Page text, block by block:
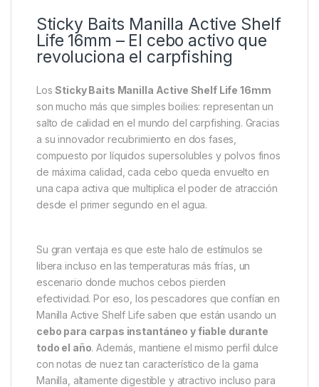
Descripción Specification
Sticky Baits Manilla Active Shelf
Life 16mm – El cebo activo que
LosSticky Baits Manilla Active Shelf Life 16mm
son mucho más que simples boilies: representan un
salto de calidad en el mundo del carpfishing. Gracias
a su innovador recubrimiento en dos fases,
compuesto por líquidos supersolubles y polvos finos
de máxima calidad, cada cebo queda envuelto en
una capa activa que multiplica el poder de atracción
desde el primer segundo en el agua.